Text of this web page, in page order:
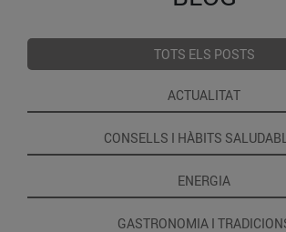
TOTS ELS POSTS
ACTUALITAT
CONSELLS I HÀBITS
ENERGIA
GASTRONOMIA I